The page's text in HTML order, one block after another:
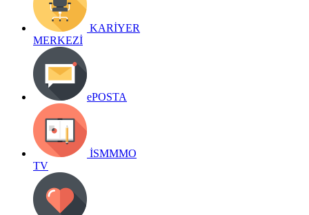
KARİYER
MERKEZİ
ePOSTA
İSMMMO
TV